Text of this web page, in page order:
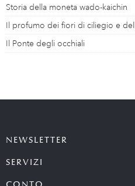
Storia della moneta wado-kaichin
Il profumo dei fiori di ciliegio e
Il Ponte degli occhiali
NEWSLETTER
SERVIZI